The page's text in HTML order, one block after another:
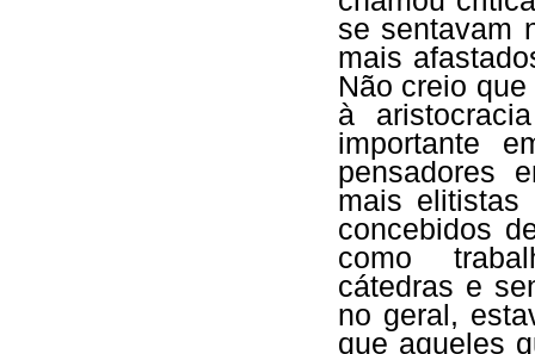
se sentavam
mais
Não creio
à
importante
pensadores
mais elitistas
concebidos
como
cátedras e
no geral,
que aqueles